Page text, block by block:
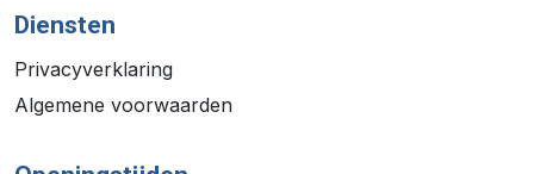
Diensten
Privacyverklaring
Algemene voorwaarden